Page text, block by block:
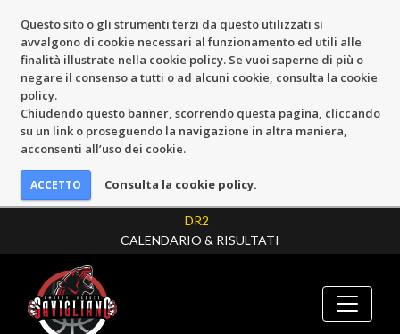
Questo sito o gli strumenti terzi da questo utilizzati si
avvalgono di cookie necessari al funzionamento ed utili alle
finalità illustrate nella cookie policy. Se vuoi saperne di più o
negare il consenso a tutti o ad alcuni cookie, consulta la cookie
policy.
Chiudendo questo banner, scorrendo questa pagina, cliccando
su un link o proseguendo la navigazione in altra maniera,
acconsenti all’uso dei cookie.
Consulta la cookie policy.
DR2
CALENDARIO & RISULTATI